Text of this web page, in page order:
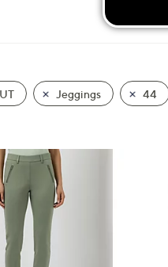
Jeggings 44